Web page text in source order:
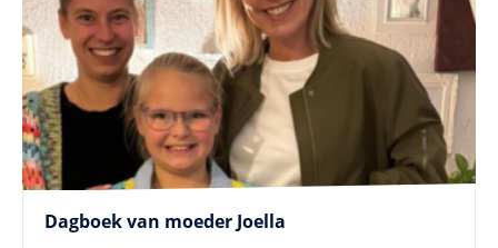
Dagboek van moeder Joella